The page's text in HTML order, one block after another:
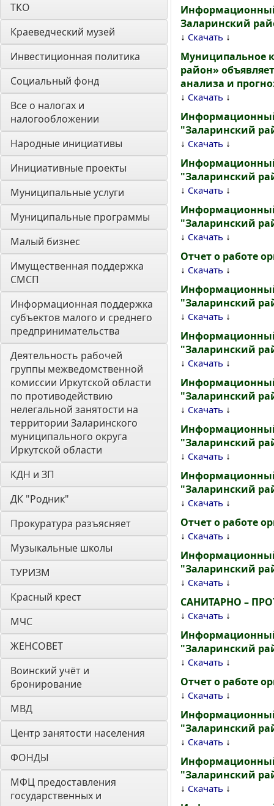
ТКО
Краеведческий музей
Инвестиционная политика
Социальный фонд
Все о налогах и
налогообложении
Народные инициативы
Инициативные проекты
Муниципальные услуги
Муниципальные программы
Малый бизнес
Имущественная поддержка
СМСП
Информационная поддержка
субъектов малого и среднего
предпринимательства
Деятельность рабочей
группы межведомственной
комиссии Иркутской области
по противодействию
нелегальной занятости на
территории Заларинского
муниципального округа
Иркутской области
КДН и ЗП
ДК "Родник"
Прокуратура разъясняет
Музыкальные школы
ТУРИЗМ
Красный крест
МЧС
ЖЕНСОВЕТ
Воинский учёт и
бронирование
МВД
Центр занятости населения
ФОНДЫ
МФЦ предоставления
государственных и
Информационный
Заларинский
↓ Скачать ↓
Муниципальное
район»
анализа и
↓ Скачать ↓
Информационный
"Заларинский
↓ Скачать ↓
Информационный
"Заларинский
↓ Скачать ↓
Информационный
"Заларинский
↓ Скачать ↓
Отчет о работе
↓ Скачать ↓
Информационный
"Заларинский
↓ Скачать ↓
Информационный
"Заларинский
↓ Скачать ↓
Информационный
"Заларинский
↓ Скачать ↓
Информационный
"Заларинский
↓ Скачать ↓
Информационный
"Заларинский
↓ Скачать ↓
Отчет о работе
↓ Скачать ↓
Информационный
"Заларинский
↓ Скачать ↓
САНИТАРНО –
↓ Скачать ↓
Информационный
"Заларинский
↓ Скачать ↓
Отчет о работе
↓ Скачать ↓
Информационный
"Заларинский
↓ Скачать ↓
Информационный
"Заларинский
↓ Скачать ↓